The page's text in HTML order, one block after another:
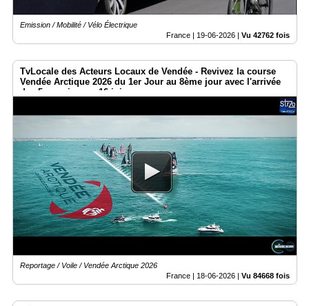
Emission / Mobilité / Vélo Électrique
France | 19-06-2026 | Vu 42762 fois
TvLocale des Acteurs Locaux de Vendée - Revivez la course
Vendée Arctique 2026 du 1er Jour au 8ème jour avec l'arrivée
des 5 premiers ce 16 juin.
Reportage / Voile / Vendée Arctique 2026
France | 18-06-2026 | Vu 84668 fois